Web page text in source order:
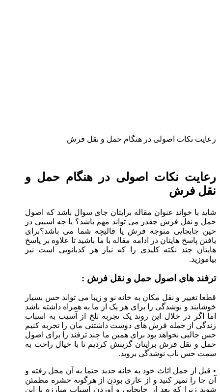
رعایت نکات اصولی در هنگام حمل و نقل فرش
رعایت نکات اصولی در هنگام حمل و
نقل فرش
شاید با خواند عنوان مقاله برایتان جای سوال باشد که اصول
حمل و نقل فرش چقدر می تواند مهم باشد؟ یا چه اسیبی در
حین جابجایی متوجه فرش یا قالیچه شما می باشد؟برای
یافتن پاسخ هایتان در ادامه مقاله با ما باشید تا علاوه بر پاسخ
هایتان چند نکته کلیدی را که نیاز هر کدبانویی است نیز
بیاموزید.
ترفند های اصول حمل و نقل فرش :
قطعا تغییر و نقل مکان به خانه نو و زیبا می تواند حس بسیار
خوشایند و نوشدگی را برای هر یک از ما به همراه داشته باشد
اما اگر در خلال این روند یک تجربه تلخ از آسیب به اسباب
زندگی از جمله فرش های دوست داشتنی مان را تجربه کنیم
حس جالبی نخواهد بود برای همین ما چند ترفند را برای اصول
حمل و نقل فرش برایتان گزینش کردیم تا با خیال راحت به
سمت حس ناب نوشدگی بروید.
• قبل از حمل اثاث خود به خانه جدید حتما به آن محل رفته و
آن جا را تمیز کنید و از عاری بودن از هرگونه حشره مطمئن
شوید زیرا که بعد از جابجایی و آوردن اسباب مبارزه با این